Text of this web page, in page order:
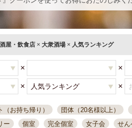
屋・飲食店 × 大衆酒場 × 人気ランキング
× ×
× ×
（お持ち帰り） 団体（20名様以上）
ー 個室 完全個室 女子会 せん